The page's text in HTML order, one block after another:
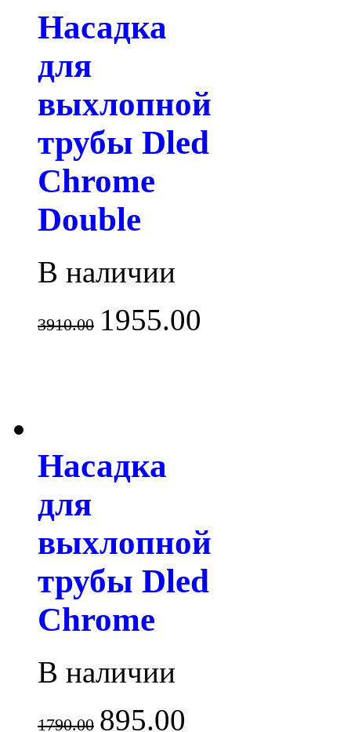
Насадка
для
выхлопной
трубы Dled
Chrome
Double
В наличии
3910.00 1955.00
Насадка
для
выхлопной
трубы Dled
Chrome
В наличии
1790.00 895.00